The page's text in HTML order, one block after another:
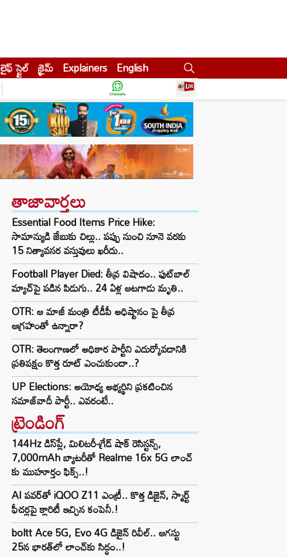
లైఫ్ స్టైల్ క్రైమ్ Explainers English
తాజావార్తలు
Essential Food Items Price Hike:
సామాన్యుడి జేబుకు చిల్లు.. పప్పు నుంచి నూనె వరకు
15 నిత్యావసర వస్తువులు ఖరీదు..
Football Player Died: తీవ్ర విషాదం.. ఫుట్‌బాల్
మ్యాచ్‌పై పడిన పిడుగు.. 24 ఏళ్ల ఆటగాడు మృతి..
OTR: ఆ మాజీ మంత్రి టీడీపీ అధిష్టానం పై తీవ్ర
ఆగ్రహంతో ఉన్నారా?
OTR: తెలంగాణలో అధికార పార్టీని ఎదుర్కోవడానికి
ప్రతిపక్షం కొత్త రూట్‌ ఎంచుకుందా..?
UP Elections: అయోధ్య అభ్యర్థిని ప్రకటించిన
సమాజ్‌వాదీ పార్టీ.. ఎవరంటే..
ట్రెండింగ్‌
144Hz డిస్‌ప్లే, మిలిటరీ-గ్రేడ్ షాక్ రెసిస్టన్స్,
7,000mAh బ్యాటరీతో Realme 16x 5G లాంచ్
కు ముహూర్తం ఫిక్స్..!
AI పవర్‌తో iQOO Z11 ఎంట్రీ.. కొత్త డిజైన్, స్మార్ట్
ఫీచర్లపై క్లారిటీ ఇచ్చిన కంపెనీ.!
boltt Ace 5G, Evo 4G డిజైన్ రివీల్.. ఆగస్టు
25న భారత్‌లో లాంచ్‌కు సిద్ధం..!